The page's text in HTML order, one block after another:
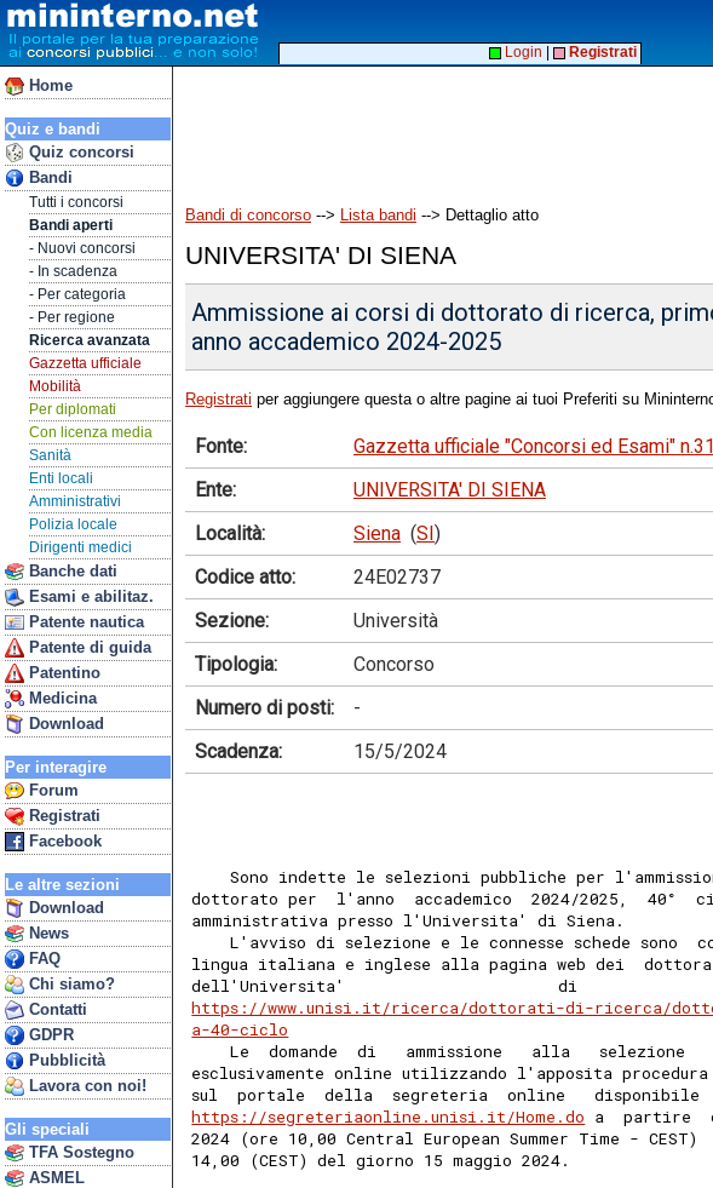
Home
Quiz e bandi
Quiz concorsi
Bandi
Tutti i concorsi
Bandi aperti
- Nuovi concorsi
- In scadenza
- Per categoria
- Per regione
Ricerca avanzata
Gazzetta ufficiale
Mobilità
Per diplomati
Con licenza media
Sanità
Enti locali
Amministrativi
Polizia locale
Dirigenti medici
Banche dati
Esami e abilitaz.
Patente nautica
Patente di guida
Patentino
Medicina
Download
Per interagire
Forum
Registrati
Facebook
Le altre sezioni
Download
News
FAQ
Chi siamo?
Contatti
GDPR
Pubblicità
Lavora con noi!
Gli speciali
TFA Sostegno
ASMEL
Login Registrati
Bandi di concorso --> Lista bandi --> Dettaglio atto
UNIVERSITA' DI SIENA
Ammissione ai corsi di dottorato di ricerca,
anno accademico 2024-2025
Registrati per aggiungere questa o altre pagine ai tuoi Preferiti su
Fonte:
Gazzetta ufficiale "Concorsi ed Esami"
Ente:
UNIVERSITA' DI SIENA
Località:
Siena (SI)
Codice atto:
24E02737
Sezione:
Università
Tipologia:
Concorso
Numero di posti:
-
Scadenza:
15/5/2024
Sono indette le selezioni pubbliche per
dottorato per  l'anno  accademico  2024/2025,  40°
amministrativa presso l'Universita' di Siena.
L'avviso di selezione e le connesse schede sono
lingua italiana e inglese alla pagina web dei
dell'Universita'                      di
https://www.unisi.it/ricerca/dottorati-di-ricerca/
a-40-ciclo
Le  domande  di   ammissione   alla   selezione
esclusivamente online utilizzando l'apposita
sul  portale  della  segreteria  online
https://segreteriaonline.unisi.it/Home.do a  partire
2024 (ore 10,00 Central European Summer Time -
14,00 (CEST) del giorno 15 maggio 2024.